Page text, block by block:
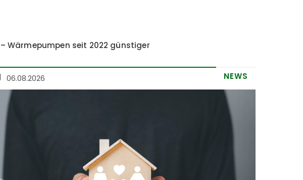
Wärmepumpen seit 2022 günstiger
06.08.2026 NEWS